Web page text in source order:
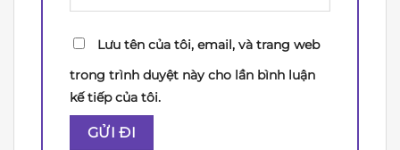
Lưu tên của tôi, email, và trang web
trong trình duyệt này cho lần bình luận
kế tiếp của tôi.